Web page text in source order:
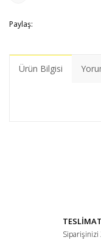
Paylaş:
Ürün Bilgisi
Ürün
TESLİMAT
Siparişinizi